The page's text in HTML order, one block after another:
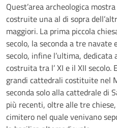
Quest’area archeologica
costruite una al di sopra
maggiori. La prima piccola
secolo, la seconda a tre navate
secolo, infine l’ultima,
costruita tra l’ XI e il XII secolo.
grandi cattedrali costituite nel
seconda solo alla cattedrale di
più recenti, oltre alle tre
cimitero nel quale venivano